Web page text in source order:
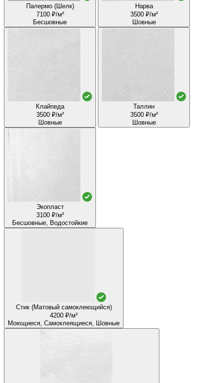
Палермо (Шелк)
7100 ₽/м²
Бесшовные
Нарва
3500 ₽/м²
Шовные
Клайпеда
3500 ₽/м²
Шовные
Таллин
3500 ₽/м²
Шовные
Экопласт
3100 ₽/м²
Бесшовные, Водостойкие
Стик (Матовый самоклеющийся)
4200 ₽/м²
Моющиеся, Самоклеящиеся, Шовные